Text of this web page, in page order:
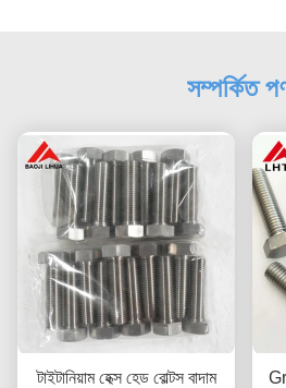
সম্পর্কিত
টাইটানিয়াম হেক্স হেড বোল্টস বাদাম